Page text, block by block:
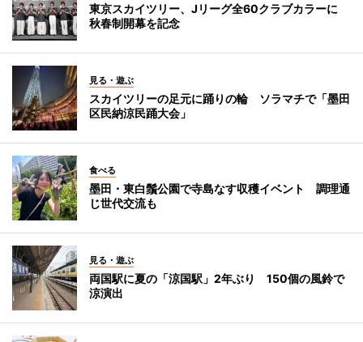
東京スカイツリー、Jリーグ全60クラブカラーに
秋春制開幕を記念
見る・遊ぶ
スカイツリーの足元に踊りの輪 ソラマチで「墨田
区民納涼民踊大会」
食べる
墨田・東白鬚公園で寺島なす収穫イベント 調理通
じ世代交流も
見る・遊ぶ
両国駅に夏の「涼国駅」2年ぶり 150個の風鈴で
涼演出